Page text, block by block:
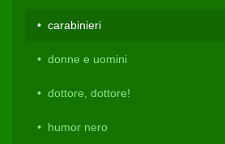
carabinieri
donne e uomini
dottore, dottore!
humor nero